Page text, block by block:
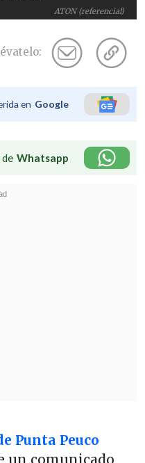
ATON (referencial)
en Google
Whatsapp
Punta Peuco
un comunicado,